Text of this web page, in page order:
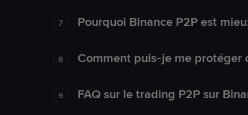
7 Pourquoi Binance P2P est
8 Comment puis-je me protéger
9 FAQ sur le trading P2P sur